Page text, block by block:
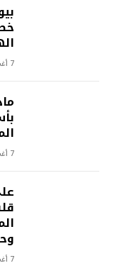
7 أغسطس,2026
7 أغسطس,2026
7 أغسطس,2026